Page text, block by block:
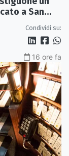
a San
Condividi su:
16 ore fa